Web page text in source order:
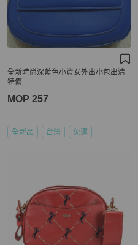
全新時尚深藍色小資女外出小包出清
特價
MOP 257
全新品 台灣 免運